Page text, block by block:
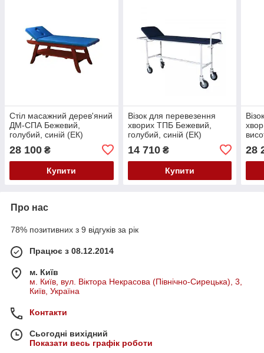
Стіл масажний дерев'яний
ДМ-СПА Бежевий,
голубий, синій (ЕК)
28 100 ₴
Купити
Візок для перевезення
хворих ТПБ Бежевий,
голубий, синій (ЕК)
14 710₴
Купити
(ЕК)
28
Про нас
78% позитивних з 9 відгуків за рік
Працює з 08.12.2014
м. Київ
м. Київ, вул. Віктора Некрасова (Північно-Сирецька), 3,
Київ, Україна
Контакти
Сьогодні вихідний
Показати весь графік роботи